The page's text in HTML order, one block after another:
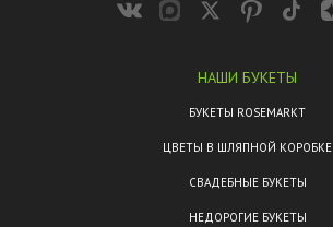
НАШИ БУКЕТЫ
БУКЕТЫ ROSEMARKT
ЦВЕТЫ В ШЛЯПНОЙ КОРОБКЕ
СВАДЕБНЫЕ БУКЕТЫ
НЕДОРОГИЕ БУКЕТЫ